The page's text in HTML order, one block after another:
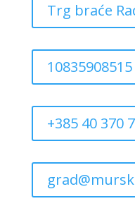
Trg braće
10835908515
+385 40 370